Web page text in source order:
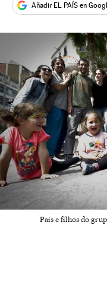
Añadir EL PAÍS en
Pais e filhos do